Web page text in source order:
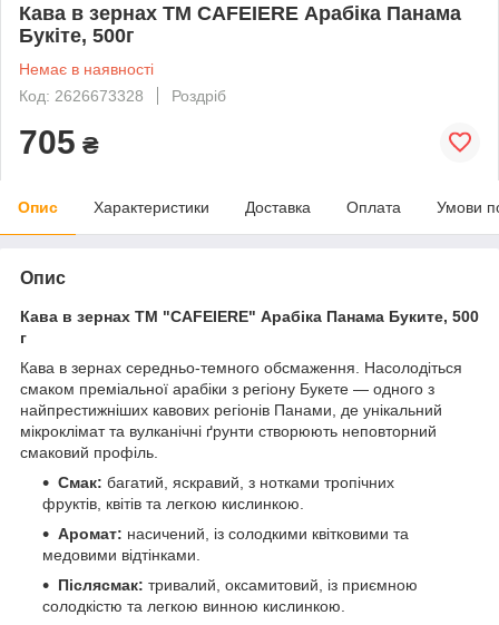
Кава в зернах ТМ CAFEIERE Арабіка Панама
Букіте, 500г
Немає в наявності
Код: 2626673328
Роздріб
705 ₴
Опис Характеристики Доставка Оплата Умови
Опис
Кава в зернах ТМ "CAFEIERE" Арабіка Панама Буките, 500
г
Кава в зернах середньо-темного обсмаження. Насолодіться
смаком преміальної арабіки з регіону Букете — одного з
найпрестижніших кавових регіонів Панами, де унікальний
мікроклімат та вулканічні ґрунти створюють неповторний
смаковий профіль.
Смак: багатий, яскравий, з нотками тропічних
фруктів, квітів та легкою кислинкою.
Аромат: насичений, із солодкими квітковими та
медовими відтінками.
Післясмак: тривалий, оксамитовий, із приємною
солодкістю та легкою винною кислинкою.